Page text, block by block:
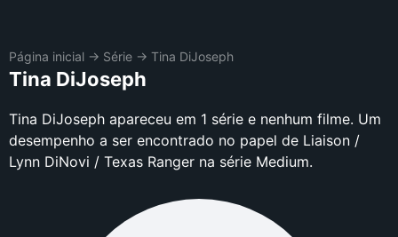
Página inicial → Série → Tina DiJoseph
Tina DiJoseph
Tina DiJoseph apareceu em 1 série e nenhum filme. Um
desempenho a ser encontrado no papel de Liaison /
Lynn DiNovi / Texas Ranger na série Medium.